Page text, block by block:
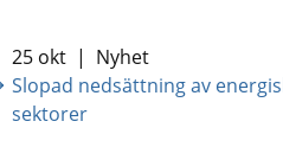
25 okt | Nyhet
Slopad nedsättning av
sektorer